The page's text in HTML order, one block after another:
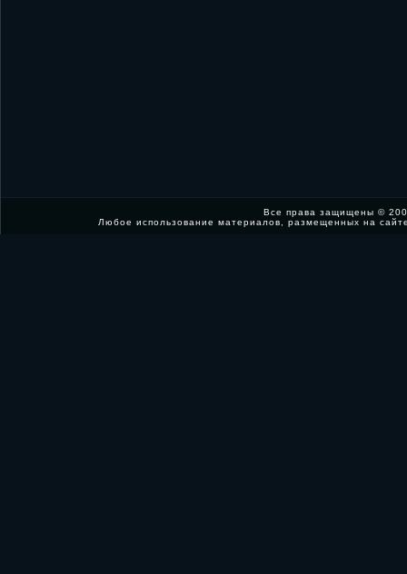
Все права защищены ©
Любое использование материалов, размещенных на